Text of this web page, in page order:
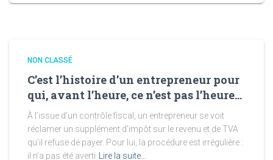
NON CLASSÉ
C’est l’histoire d’un entrepreneur pour
qui, avant l’heure, ce n’est pas l’heure…
À l’issue d’un contrôle fiscal, un entrepreneur se voit
réclamer un supplément d’impôt sur le revenu et de TVA
qu’il refuse de payer. Pour lui, la procédure est irrégulière :
il n’a pas été averti
Lire la suite…